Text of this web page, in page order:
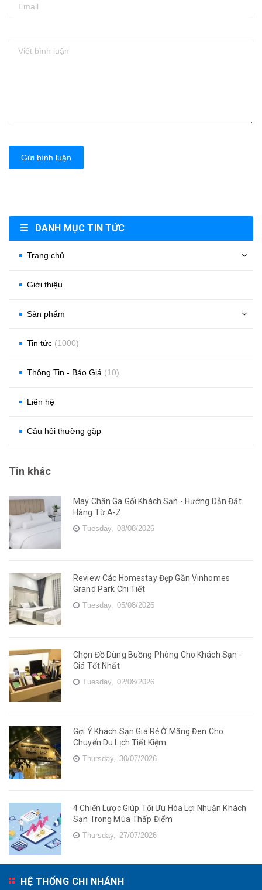
Gửi bình luận
DANH MỤC TIN TỨC
Trang chủ
Giới thiệu
Sản phẩm
Tin tức (1000)
Thông Tin - Báo Giá (10)
Liên hệ
Câu hỏi thường gặp
Tin khác
May Chăn Ga Gối Khách Sạn - Hướng Dẫn Đặt
Hàng Từ A-Z
Tuesday, 08/08/2026
Review Các Homestay Đẹp Gần Vinhomes
Grand Park Chi Tiết
Tuesday, 05/08/2026
Chọn Đồ Dùng Buồng Phòng Cho Khách Sạn -
Giá Tốt Nhất
Tuesday, 02/08/2026
Gợi Ý Khách Sạn Giá Rẻ Ở Măng Đen Cho
Chuyến Du Lịch Tiết Kiệm
Thursday, 30/07/2026
4 Chiến Lược Giúp Tối Ưu Hóa Lợi Nhuận Khách
Sạn Trong Mùa Thấp Điểm
Thursday, 27/07/2026
HỆ THỐNG CHI NHÁNH